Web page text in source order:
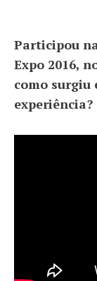
Participou
Expo 2016,
como surgiu
experiência?